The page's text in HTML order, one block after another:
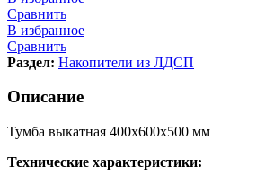
Сравнить
В избранное
Сравнить
Раздел: Накопители из ЛДСП
Описание
Тумба выкатная 400х600х500 мм
Технические характеристики: